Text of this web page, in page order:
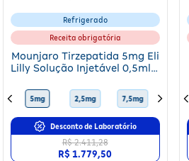
Refrigerado
Receita obrigatória
Mounjaro Tirzepatida 5mg Eli
Lilly Solução Injetável 0,5ml +
5mg 2,5mg 7,5mg 10mg
Desconto de Laboratório
R$ 2.411,28
R$ 1.779,50
10mg 15mg 12,5mg